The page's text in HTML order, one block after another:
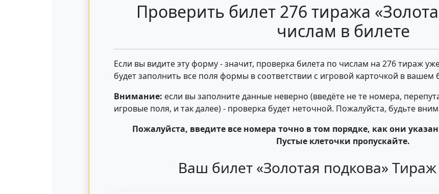
Проверить билет 276 тиража
числам в билете
Если вы видите эту форму - значит, проверка билета по числам на 276 тираж
будет заполнить все поля формы в соответствии с игровой карточкой в вашем
Внимание: если вы заполните данные неверно (введёте не те номера,
игровые поля, и так далее) - проверка будет неточной. Пожалуйста, будьте
Пожалуйста, введите все номера точно в том порядке, как они
Пустые клеточки пропускайте.
Ваш билет «Золотая подкова»